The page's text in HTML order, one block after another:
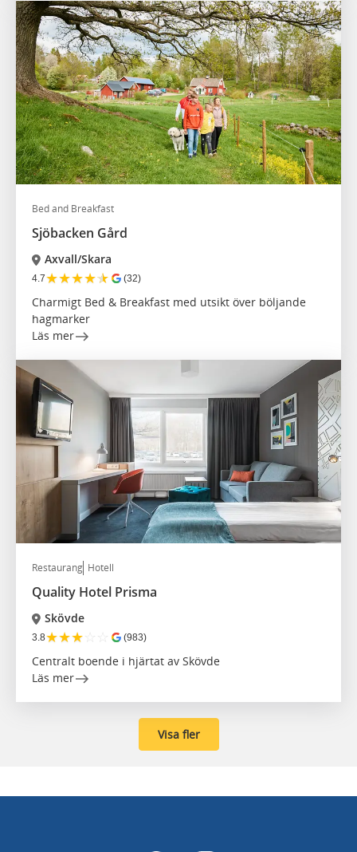
Bed and Breakfast
Sjöbacken Gård
Axvall/Skara
4.7★★★★★ (32)
Charmigt Bed & Breakfast med utsikt över böljande
hagmarker
Läs mer
Restaurang Hotell
Quality Hotel Prisma
Skövde
3.8★★★☆ ☆ (983)
Centralt boende i hjärtat av Skövde
Läs mer
Visa fler